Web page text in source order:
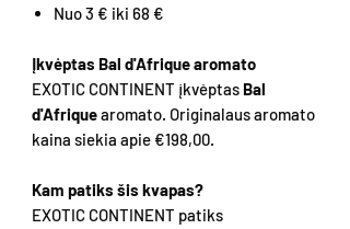
Nuo 3 € iki 68 €
Įkvėptas Bal d'Afrique aromato
EXOTIC CONTINENT įkvėptas Bal
d'Afriquearomato. Originalaus aromato
kaina siekia apie €198,00.
Kam patiks šis kvapas?
EXOTIC CONTINENT patiks